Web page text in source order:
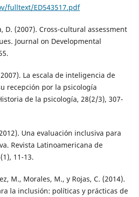
fulltext/ED543517.pdf
D. (2007). Cross-cultural assessment
Journal on Developmental
La escala de inteligencia de
recepción por la psicología
de la psicología, 28(2/3), 307-
Una evaluación inclusiva para
Revista Latinoamericana de
11-13.
M., Morales, M., y Rojas, C. (2014).
la inclusión: políticas y prácticas de